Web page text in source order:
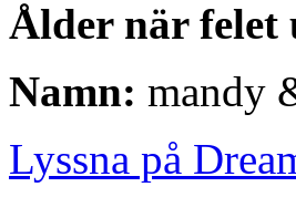
Ålder när felet
Namn: mandy
Lyssna på